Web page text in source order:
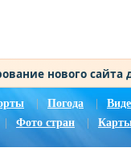
нового
Погода |
Фото стран